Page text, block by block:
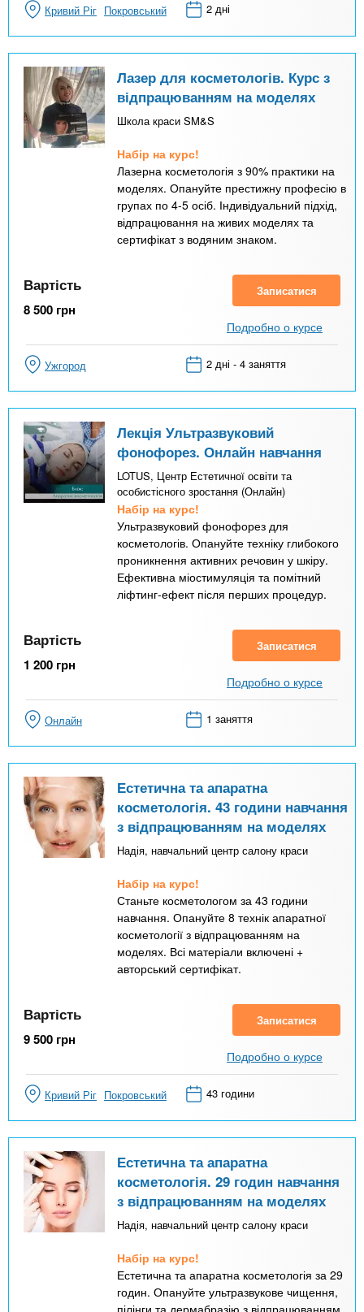
Кривий Ріг Покровський 2 дні
Лазер для косметологів. Курс з
відпрацюванням на моделях
Школа краси SM&S
Набір на курс!
Лазерна косметологія з 90% практики на
моделях. Опануйте престижну професію в
групах по 4-5 осіб. Індивідуальний підхід,
відпрацювання на живих моделях та
сертифікат з водяним знаком.
Вартість
8 500 грн
Записатися
Подробно о курсе
Ужгород 2 дні - 4 заняття
Лекція Ультразвуковий
фонофорез. Онлайн навчання
LOTUS, Центр Естетичної освіти та
особистісного зростання (Онлайн)
Набір на курс!
Ультразвуковий фонофорез для
косметологів. Опануйте техніку глибокого
проникнення активних речовин у шкіру.
Ефективна міостимуляція та помітний
ліфтинг-ефект після перших процедур.
Вартість
1 200 грн
Записатися
Подробно о курсе
Онлайн 1 заняття
Естетична та апаратна
косметологія. 43 години навчання
з відпрацюванням на моделях
Надія, навчальний центр салону краси
Набір на курс!
Станьте косметологом за 43 години
навчання. Опануйте 8 технік апаратної
косметології з відпрацюванням на
моделях. Всі матеріали включені +
авторський сертифікат.
Вартість
9 500 грн
Записатися
Подробно о курсе
Кривий Ріг Покровський 43 години
Естетична та апаратна
косметологія. 29 годин навчання
з відпрацюванням на моделях
Надія, навчальний центр салону краси
Набір на курс!
Естетична та апаратна косметологія за 29
годин. Опануйте ультразвукове чищення,
пілінги та дермабразію з відпрацюванням